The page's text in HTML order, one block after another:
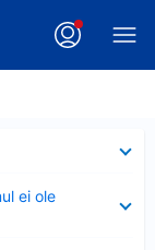
ei ole